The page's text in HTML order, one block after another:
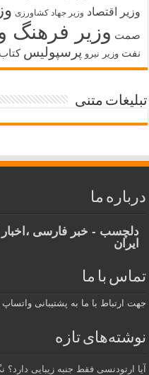
وزیر اقتصاد وزیر جهاد کشاورزی
صمت وزیر فرهنگ
نفت وزیر نیرو پرسپولیس کتاب
تبلیغات متنی
درباره ما
دلچسب - خبر فارسی ،اخبار
ایران
تماس با ما
جهت ارتباط با ما به پشتیبانی واتساپ به شماره
نوشته‌های تازه
آیا ارتودنسی فقط جنبه زیبایی